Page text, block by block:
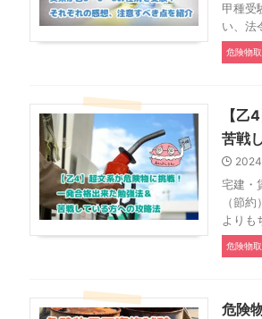
甲種受
い、法
危険物
【
苦戦
宅建・
（節
よりも
危険物
危険